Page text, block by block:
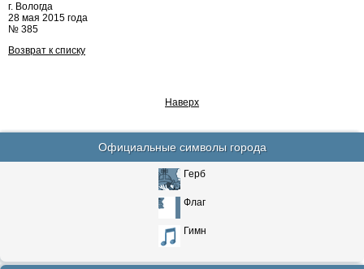
г. Вологда
28 мая 2015 года
№ 385
Возврат к списку
Наверх
Официальные символы города
Герб
Флаг
Гимн